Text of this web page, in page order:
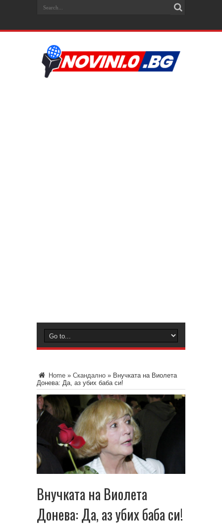
Home » Скандално » Внучката на Виолета
Донева: Да, аз убих баба си!
Внучката на Виолета
Донева: Да, аз убих баба си!